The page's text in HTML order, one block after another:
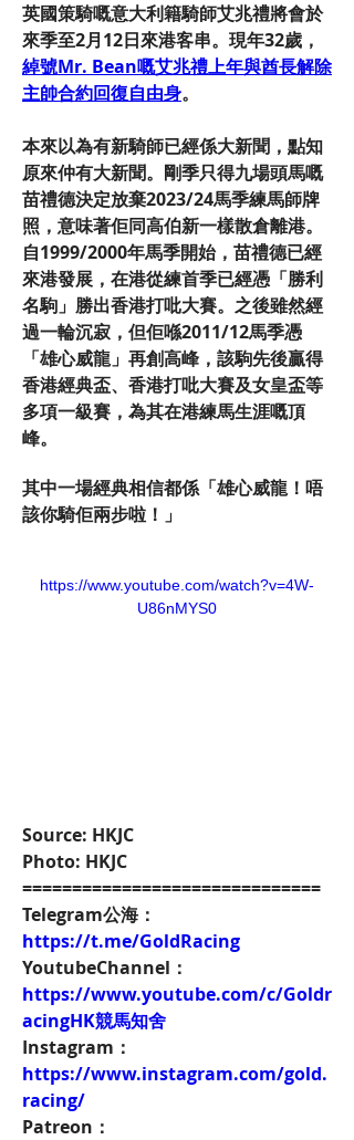
英國策騎嘅意大利籍騎師艾兆禮將會於
來季至2月12日來港客串。現年32歲，
綽號Mr. Bean嘅艾兆禮上年與酋長解除
主帥合約回復自由身。
本來以為有新騎師已經係大新聞，點知
原來仲有大新聞。剛季只得九場頭馬嘅
苗禮德決定放棄2023/24馬季練馬師牌
照，意味著佢同高伯新一樣散倉離港。
自1999/2000年馬季開始，苗禮德已經
來港發展，在港從練首季已經憑「勝利
名駒」勝出香港打吡大賽。之後雖然經
過一輪沉寂，但佢喺2011/12馬季憑
「雄心威龍」再創高峰，該駒先後贏得
香港經典盃、香港打吡大賽及女皇盃等
多項一級賽，為其在港練馬生涯嘅頂
峰。
其中一場經典相信都係「雄心威龍！唔
該你騎佢兩步啦！」
https://www.youtube.com/watch?v=4W-
U86nMYS0
Source: HKJC
Photo: HKJC
==============================
Telegram公海：
https://t.me/GoldRacing
YoutubeChannel：
https://www.youtube.com/c/Goldr
acingHK競馬知舍
Instagram：
https://www.instagram.com/gold.
racing/
Patreon：